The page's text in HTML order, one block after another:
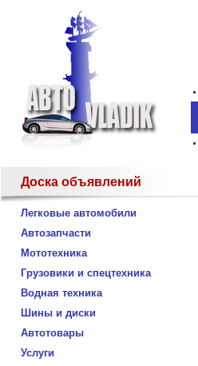
Доска объявлений
Легковые автомобили
Автозапчасти
Мототехника
Грузовики и спецтехника
Водная техника
Шины и диски
Автотовары
Услуги